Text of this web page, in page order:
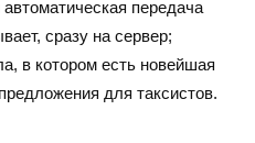
передача
сразу на сервер;
в котором есть новейшая
для таксистов.